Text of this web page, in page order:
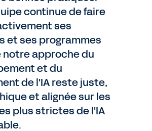
continue de faire
ses
et ses programmes
notre approche du
et du
de l'IA reste juste,
et alignée sur les
plus strictes de l'IA